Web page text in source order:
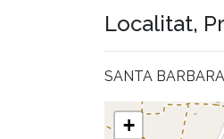
Localitat,
SANTA
+